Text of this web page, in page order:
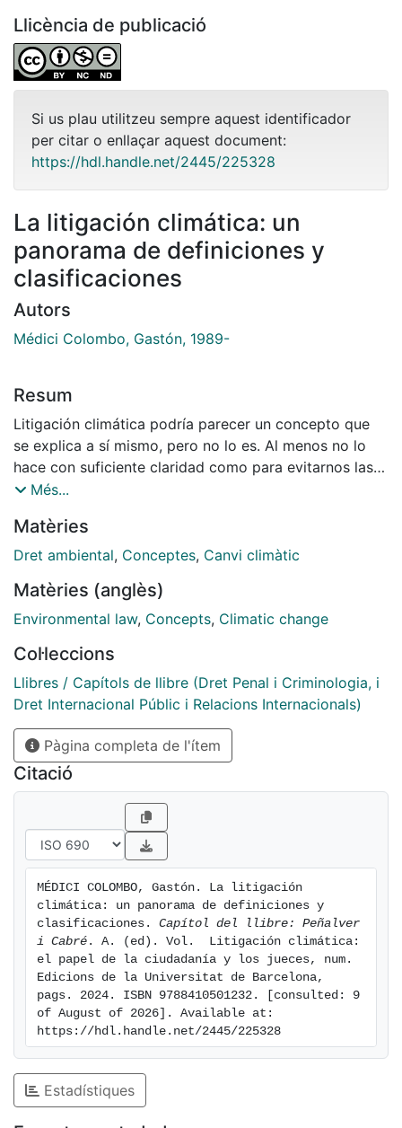
Llicència de publicació
Si us plau utilitzeu sempre aquest identificador
per citar o enllaçar aquest document:
https://hdl.handle.net/2445/225328
La litigación climática: un
panorama de definiciones y
clasificaciones
Autors
Médici Colombo, Gastón, 1989-
Resum
Litigación climática podría parecer un concepto que
se explica a sí mismo, pero no lo es. Al menos no lo
hace con suficiente claridad como para evitarnos las
próximas páginas. ¿Podría la introducción que
alertando de que existe una variedad de
entendimientos al respecto y de que cada autor
Eso sí, a costa de hacer cargar al lector con la tarea
de desentrañar capítulo a capítulo la variedad de
que presta este primer capítulo a la obra colectiva:
identificar las razones detrás de tal variedad
conceptual y condensar, como mínimo, una parte
relevante de los entendimientos que, al respecto, se
presentan en la literatura y en las meto- dologías de
las bases de datos especializadas.
Més...
Matèries
Dret ambiental, Conceptes, Canvi climàtic
Matèries (anglès)
Environmental law, Concepts, Climatic change
Col·leccions
Llibres / Capítols de llibre (Dret Penal i Criminologia, i
Dret Internacional Públic i Relacions Internacionals)
Pàgina completa de l'ítem
Citació
MÉDICI COLOMBO, Gastón. La litigación
climática: un panorama de definiciones y
clasificaciones. Capítol del llibre: Peñalver
i Cabré . A. (ed). Vol.  Litigación climática:
el papel de la ciudadanía y los jueces, num.
Edicions de la Universitat de Barcelona,
pags. 2024. ISBN 9788410501232. [consulted: 9
of August of 2026]. Available at:
https://hdl.handle.net/2445/225328
Estadístiques